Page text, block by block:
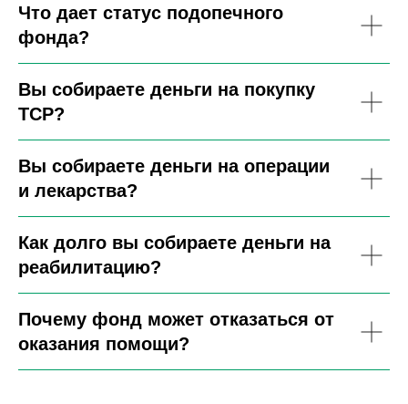
Что дает статус подопечного
фонда?
Вы собираете деньги на покупку
ТСР?
Вы собираете деньги на операции
и лекарства?
Как долго вы собираете деньги на
реабилитацию?
Почему фонд может отказаться от
оказания помощи?